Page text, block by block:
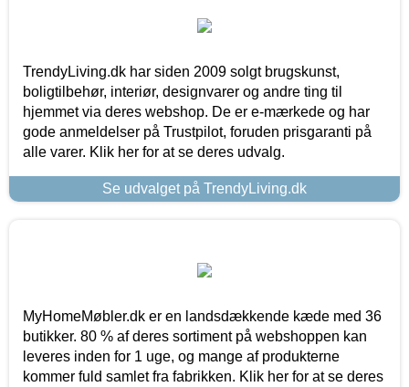
TrendyLiving.dk har siden 2009 solgt brugskunst,
boligtilbehør, interiør, designvarer og andre ting til
hjemmet via deres webshop. De er e-mærkede og har
gode anmeldelser på Trustpilot, foruden prisgaranti på
alle varer. Klik her for at se deres udvalg.
Se udvalget på TrendyLiving.dk
MyHomeMøbler.dk er en landsdækkende kæde med 36
butikker. 80 % af deres sortiment på webshoppen kan
leveres inden for 1 uge, og mange af produkterne
kommer fuld samlet fra fabrikken. Klik her for at se deres